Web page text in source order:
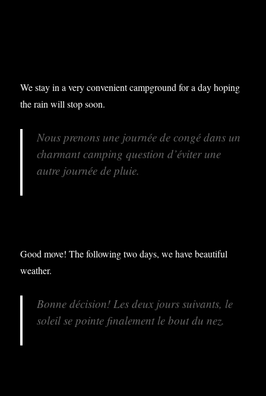
We stay in a very convenient campground for a day hoping
the rain will stop soon.
Nous prenons une journée de congé dans un
charmant camping question d’éviter une
autre journée de pluie.
Good move! The following two days, we have beautiful
weather.
Bonne décision! Les deux jours suivants, le
soleil se pointe finalement le bout du nez.